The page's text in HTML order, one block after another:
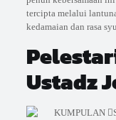
tercipta melalui
kedamaian dan rasa
Ustadz